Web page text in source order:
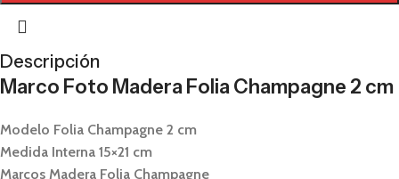
Descripción
Marco Foto Madera Folia Champagne 2 cm
Modelo Folia Champagne 2 cm
Medida Interna 15×21 cm
Marcos Madera Folia Champagne